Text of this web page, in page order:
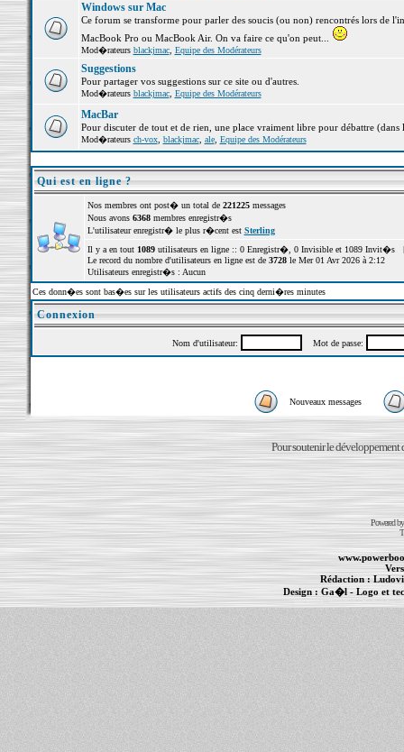
Windows sur Mac
Ce forum se transforme pour parler des soucis (ou non) rencontrés lors de
MacBook Pro ou MacBook Air. On va faire ce qu'on peut...
Mod�rateurs blackjmac, Equipe des Modérateurs
Suggestions
Pour partager vos suggestions sur ce site ou d'autres.
Mod�rateurs blackjmac, Equipe des Modérateurs
MacBar
Pour discuter de tout et de rien, une place vraiment libre pour débattre (dans
Mod�rateurs ch-vox, blackjmac, ale, Equipe des Modérateurs
Qui est en ligne ?
Nos membres ont post� un total de 221225messages
Nous avons 6368membres enregistr�s
L'utilisateur enregistr� le plus r�cent est Sterling
Il y a en tout 1089utilisateurs en ligne :: 0 Enregistr�, 0 Invisible et 1089 Invit�s
Le record du nombre d'utilisateurs en ligne est de 3728le Mer 01 Avr 2026 à 2:12
Utilisateurs enregistr�s : Aucun
Ces donn�es sont bas�es sur les utilisateurs actifs des cinq derni�res minutes
Connexion
Nom d'utilisateur: Mot de passe:
Nouveaux messages
Pour soutenir le développement
Powered
Rédaction :
Design : Ga�l- Logo et